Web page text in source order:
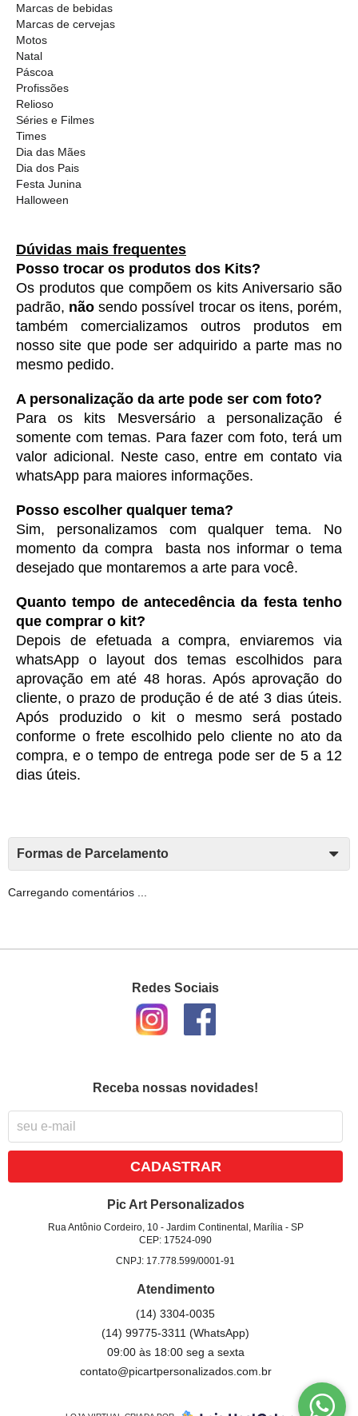
Marcas de bebidas
Marcas de cervejas
Motos
Natal
Páscoa
Profissões
Relioso
Séries e Filmes
Times
Dia das Mães
Dia dos Pais
Festa Junina
Halloween
Dúvidas mais frequentes
Posso trocar os produtos dos Kits?
Os produtos que compõem os kits Aniversario são
padrão, não sendo possível trocar os itens, porém,
também comercializamos outros produtos em
nosso site que pode ser adquirido a parte mas no
mesmo pedido.
A personalização da arte pode ser com foto?
Para os kits Mesversário a personalização é
somente com temas. Para fazer com foto, terá um
valor adicional. Neste caso, entre em contato via
whatsApp para maiores informações.
Posso escolher qualquer tema?
Sim, personalizamos com qualquer tema. No
momento da compra  basta nos informar o tema
desejado que montaremos a arte para você.
Quanto tempo de antecedência da festa tenho
que comprar o kit?
Depois de efetuada a compra, enviaremos via
whatsApp o layout dos temas escolhidos para
aprovação em até 48 horas. Após aprovação do
cliente, o prazo de produção é de até 3 dias úteis.
Após produzido o kit o mesmo será postado
conforme o frete escolhido pelo cliente no ato da
compra, e o tempo de entrega pode ser de 5 a 12
dias úteis.
Formas de Parcelamento
Carregando comentários ...
Redes Sociais
Receba nossas novidades!
CADASTRAR
Pic Art Personalizados
Rua Antônio Cordeiro, 10- Jardim Continental, Marília- SP
CEP: 17524-090
CNPJ: 17.778.599/0001-91
Atendimento
(14) 3304-0035
(14) 99775-3311(WhatsApp)
09:00 às 18:00 seg a sexta
contato@picartpersonalizados.com.br